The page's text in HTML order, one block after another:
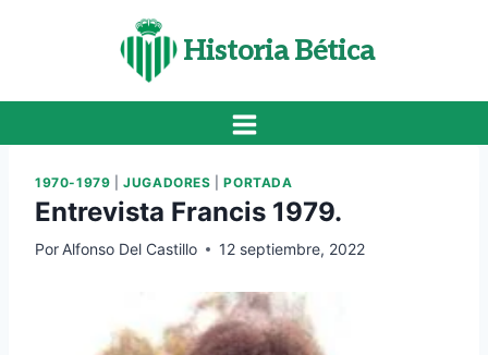
Historia Bética
1970-1979 |JUGADORES |PORTADA
Entrevista Francis 1979.
Por Alfonso Del Castillo 12 septiembre, 2022